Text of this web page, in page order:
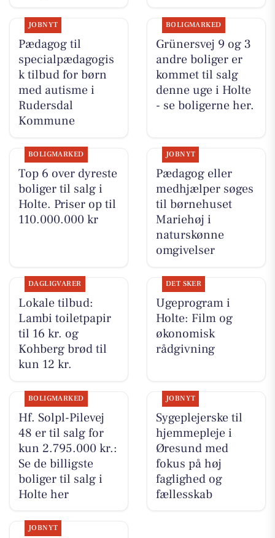
JOBNYT
Pædagog til
specialpædagogis
k tilbud for børn
med autisme i
Rudersdal
Kommune
BOLIGMARKED
Grünersvej 9 og 3
andre boliger er
kommet til salg
denne uge i Holte
- se boligerne her.
BOLIGMARKED
Top 6 over dyreste
boliger til salg i
Holte. Priser op til
110.000.000 kr
JOBNYT
Pædagog eller
medhjælper søges
til børnehuset
Mariehøj i
naturskønne
omgivelser
DAGLIGVARER
Lokale tilbud:
Lambi toiletpapir
til 16 kr. og
Kohberg brød til
kun 12 kr.
DET SKER
Ugeprogram i
Holte: Film og
økonomisk
rådgivning
BOLIGMARKED
Hf. Solpl-Pilevej
48 er til salg for
kun 2.795.000 kr.:
Se de billigste
boliger til salg i
Holte her
JOBNYT
Sygeplejerske til
hjemmepleje i
Øresund med
fokus på høj
faglighed og
fællesskab
JOBNYT